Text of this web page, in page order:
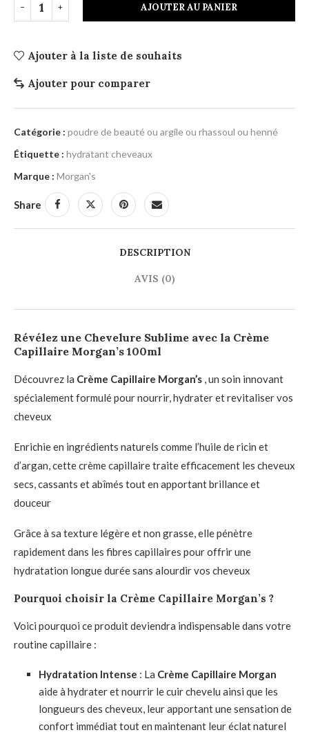
AJOUTER AU PANIER
Ajouter à la liste de souhaits
Ajouter pour comparer
Catégorie : poudre de beauté ou argile ou rhassoul ou henné
Étiquette : hydratant cheveaux
Marque : Morgan's
Share
DESCRIPTION
AVIS (0)
Révélez une Chevelure Sublime avec la Crème
Capillaire Morgan’s 100ml
Découvrez la Crème Capillaire Morgan’s , un soin innovant
spécialement formulé pour nourrir, hydrater et revitaliser vos
cheveux
Enrichie en ingrédients naturels comme l’huile de ricin et
d’argan, cette crème capillaire traite efficacement les cheveux
secs, cassants et abîmés tout en apportant brillance et
douceur
Grâce à sa texture légère et non grasse, elle pénètre
rapidement dans les fibres capillaires pour offrir une
hydratation longue durée sans alourdir vos cheveux
Pourquoi choisir la Crème Capillaire Morgan’s ?
Voici pourquoi ce produit deviendra indispensable dans votre
routine capillaire :
Hydratation Intense : La Crème Capillaire Morgan
aide à hydrater et nourrir le cuir chevelu ainsi que les
longueurs des cheveux, leur apportant une sensation de
confort immédiat tout en maintenant leur éclat naturel